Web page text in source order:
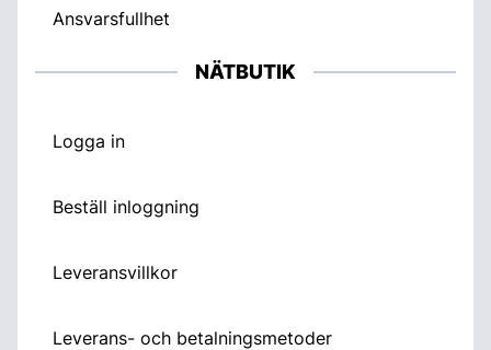
Ansvarsfullhet
NÄTBUTIK
Logga in
Beställ inloggning
Leveransvillkor
Leverans- och betalningsmetoder